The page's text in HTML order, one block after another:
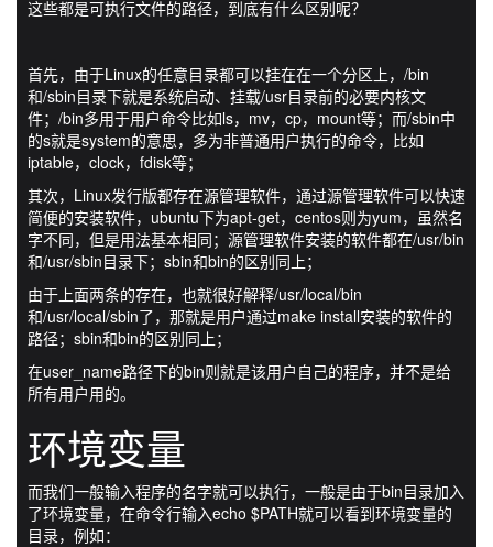
这些都是可执行文件的路径，到底有什么区别呢？
首先，由于Linux的任意目录都可以挂在在一个分区上，/bin
和/sbin目录下就是系统启动、挂载/usr目录前的必要内核文
件；/bin多用于用户命令比如ls，mv，cp，mount等；而/sbin中
的s就是system的意思，多为非普通用户执行的命令，比如
iptable，clock，fdisk等；
其次，Linux发行版都存在源管理软件，通过源管理软件可以快速
简便的安装软件，ubuntu下为apt-get，centos则为yum，虽然名
字不同，但是用法基本相同；源管理软件安装的软件都在/usr/bin
和/usr/sbin目录下；sbin和bin的区别同上；
由于上面两条的存在，也就很好解释/usr/local/bin
和/usr/local/sbin了，那就是用户通过make install安装的软件的
路径；sbin和bin的区别同上；
在user_name路径下的bin则就是该用户自己的程序，并不是给
所有用户用的。
环境变量
而我们一般输入程序的名字就可以执行，一般是由于bin目录加入
了环境变量，在命令行输入echo $PATH就可以看到环境变量的
目录，例如：